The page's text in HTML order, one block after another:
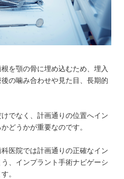
を顎の骨に埋め込むため、埋入
の噛み合わせや見た目、長期的
でなく、計画通りの位置へイン
どうかが重要なのです。
医院では計画通りの正確なイン
、インプラント手術ナビゲーシ
。